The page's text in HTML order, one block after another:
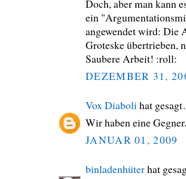
Doch, aber man kann
ein
angewendet wird: Die
Groteske übertrieben,
Saubere Arbeit! :roll:
DEZEMBER 31,
Vox Diabolihat
Wir haben eine
JANUAR 01, 2009
binladenhüterhat